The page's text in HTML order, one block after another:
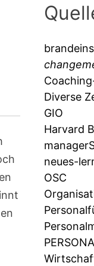
brandeins
Diverse
GIO
Harvard
neues-
OSC